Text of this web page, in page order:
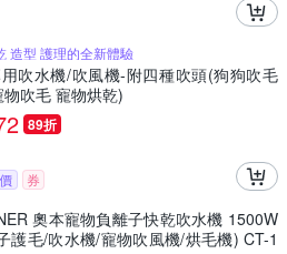
造型 護理的全新體驗
吹水機/吹風機-附四種吹頭(狗狗吹毛
吹毛 寵物烘乾)
89折
券
奧本寵物負離子快乾吹水機 1500W
護毛/吹水機/寵物吹風機/烘毛機) CT-1